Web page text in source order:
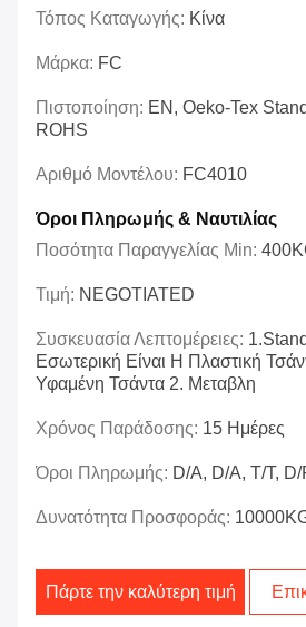
Τόπος Καταγωγής: Κίνα
Μάρκα: FC
Πιστοποίηση: EN, Oeko-Tex
ROHS
Αριθμό Μοντέλου: FC4010
Όροι Πληρωμής & Ναυτιλίας
Ποσότητα Παραγγελίας Min:
Τιμή: NEGOTIATED
Συσκευασία Λεπτομέρειες:
Εσωτερική Είναι Η Πλαστική
Υφαμένη Τσάντα 2. Μεταβλη
Χρόνος Παράδοσης: 15 Ημέρες
Όροι Πληρωμής: D/A, D/A, T/T,
Δυνατότητα Προσφοράς:
Πάρτε την καλύτερη τιμή